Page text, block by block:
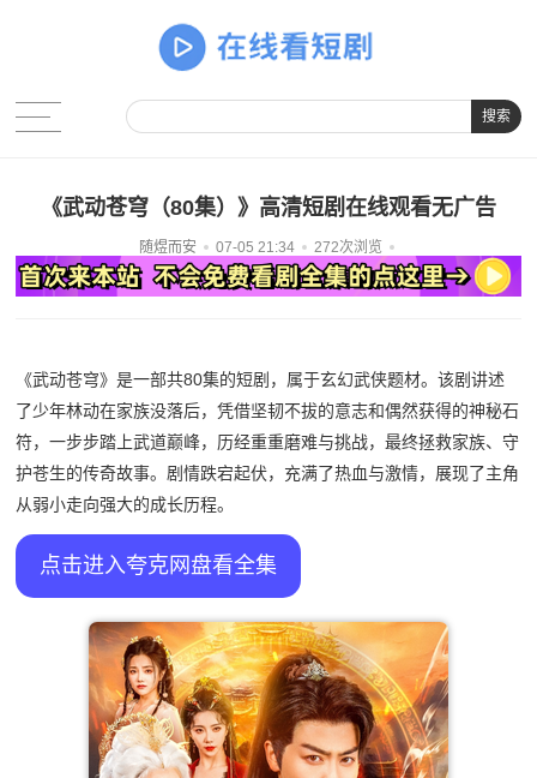
搜索
《武动苍穹（80集）》高清短剧在线观看无广告
随煜而安 07-05 21:34 272次浏览
《武动苍穹》是一部共80集的短剧，属于玄幻武侠题材。该剧讲述
了少年林动在家族没落后，凭借坚韧不拔的意志和偶然获得的神秘石
符，一步步踏上武道巅峰，历经重重磨难与挑战，最终拯救家族、守
护苍生的传奇故事。剧情跌宕起伏，充满了热血与激情，展现了主角
从弱小走向强大的成长历程。
点击进入夸克网盘看全集